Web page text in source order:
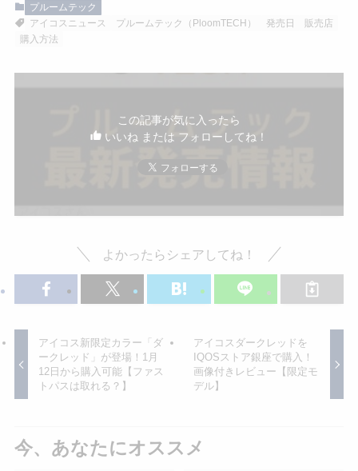
プルームテック
アイコスニュース
プルームテック（PloomTECH） 発売日
販売店
購入方法
この記事が気に入ったら
いいね または フォローしてね！
よかったらシェアしてね！
アイコス新限定カラー「ダ
ークレッド」が登場！1月
12日から購入可能【ファス
トパスは取れる？】
アイコスダークレッドを
IQOSストア銀座で購入！
画像付きレビュー【限定モ
デル】
今、あなたにオススメ